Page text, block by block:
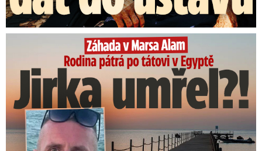
Rodina pátrá po tátovi v Egyptě: Jirka umřel?!